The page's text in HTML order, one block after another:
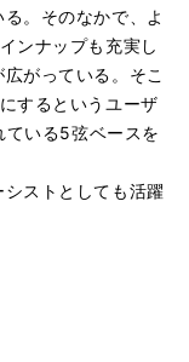
。そのなかで、よ
ンナップも充実し
がっている。そこ
するというユーザ
いる5弦ベースを
ストとしても活躍